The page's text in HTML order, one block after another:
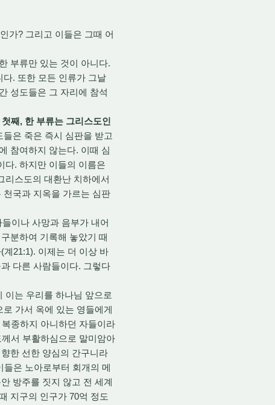
가? 그리고 이들은 그때 어
부류만 있는 것이 아니다.
. 또한 모든 인류가 그날
성도들은 그 자리에 참석
첫째, 한 부류는 그리스도인
은 죽은 즉시 심판을 받고
참여하지 않는다. 이때 심
다. 하지만 이들의 이름은
리스도의 대환난 치하에서
국과 지옥을 가르는 심판
이나 사망과 음부가 내어
분하여 기록해 놓았기 때
21:1). 이제는 더 이상 바
다른 사람들이다. 그렇다
이는 우리를 하나님 앞으로
가서 옥에 있는 영들에게
종하지 아니하던 자들이라
서 부활하심으로 말미암아
한 선한 양심의 간구니라
은 노아로부터 회개의 메
방주를 짓지 않고 전 세계
지구의 인구가 70억 정도